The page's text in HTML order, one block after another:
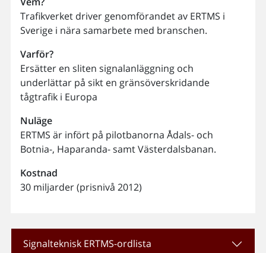
Trafikverket driver genomförandet av ERTMS i
Sverige i nära samarbete med branschen.
Varför?
Ersätter en sliten signalanläggning och
underlättar på sikt en gränsöverskridande
tågtrafik i Europa
Nuläge
ERTMS är infört på pilotbanorna Ådals- och
Botnia-, Haparanda- samt Västerdalsbanan.
Kostnad
30 miljarder (prisnivå 2012)
Signalteknisk ERTMS-ordlista